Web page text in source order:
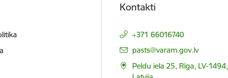
Kontakti
+371 66016740
E-pasts:
pasts@varam.gov.lv
Peldu iela 25, Rīga, LV-1494,